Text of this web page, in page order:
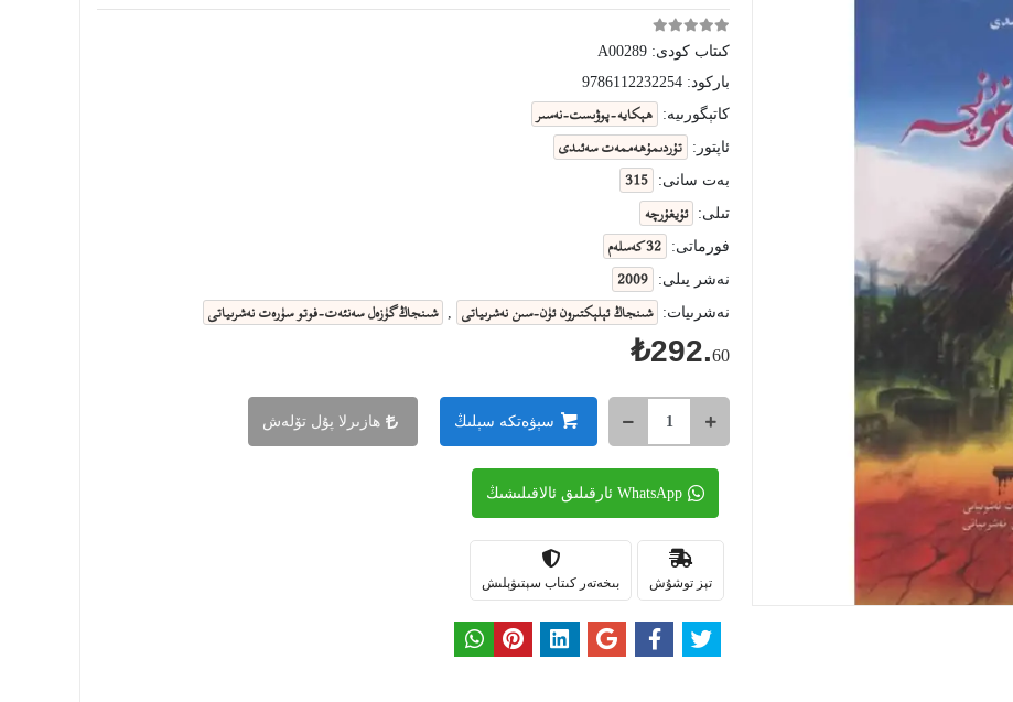
كىتاب كودى: A00289
باركود: 9786112232254
كاتېگورىيە:
ھېكايە-پوۋىست-نەسىر
ئاپتور: تۇردىمۇھەممەت سەئىدى
بەت سانى: 315
تىلى: ئۇيغۇرچە
فورماتى: 32 كەسلەم
نەشر يىلى: 2009
نەشرىيات: شىنجاڭ ئېلېكتىرون ئۈن-سىن نەشرىياتى , شىنجاڭ گۈزەل سەنئەت-فوتو سۈرەت نەشرىياتى
₺292.60
سېۋەتكە سېلىڭ ھازىرلا پۇل تۆلەش
WhatsApp ئارقىلىق ئالاقىلىشىڭ
تېز توشۇش بىخەتەر كىتاب سېتىۋېلىش